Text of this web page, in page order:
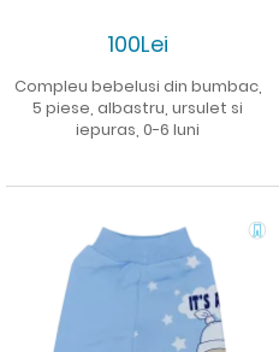
100Lei
Compleu bebelusi din bumbac,
5 piese, albastru, ursulet si
iepuras, 0-6 luni